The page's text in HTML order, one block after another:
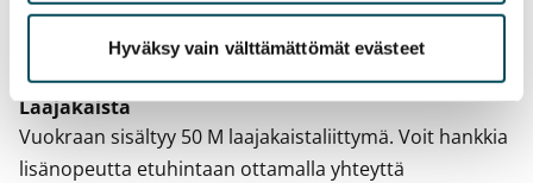
Hyväksy vain välttämättömät evästeet
Sähkömaksu
Vuokralainen solmii itse sähkösopimuksen.
Laajakaista
Vuokraan sisältyy 50 M laajakaistaliittymä. Voit hankkia
lisänopeutta etuhintaan ottamalla yhteyttä